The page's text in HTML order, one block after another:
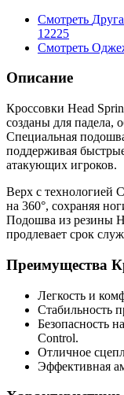
Смотреть
12225
Смотреть
Описание
Кроссовки Head
созданы для падела,
Специальная
поддерживая
атакующих игроков.
Верх с технологией
на 360°, сохраняя
Подошва из резины
продлевает срок
Преимущества
Легкость и
Стабильность
Безопасность
Control.
Отличное
Эффективная